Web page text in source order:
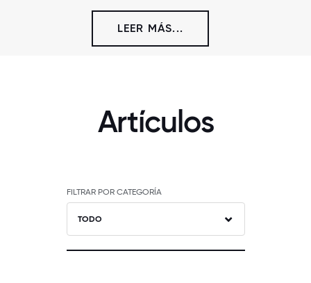
LEER MÁS...
Artículos
FILTRAR POR CATEGORÍA
TODO